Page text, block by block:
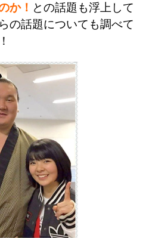
か！ との話題も浮上して
の話題についても調べて